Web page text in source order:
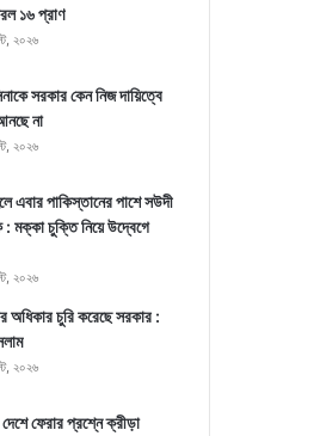
১৬ প্রাণ
২০২৬
সরকার কেন নিজ দায়িত্বে
না
২০২৬
এবার পাকিস্তানের পাশে সউদী
মক্কা চুক্তি নিয়ে উদ্বেগে
২০২৬
অধিকার চুরি করেছে সরকার :
২০২৬
দেশে ফেরার প্রশ্নে ক্রীড়া